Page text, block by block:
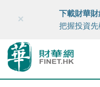
財華智庫網 FINTV
×
下載財華
把握投資先